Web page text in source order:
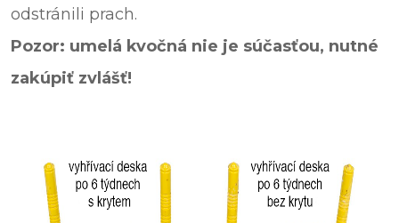
odstránili prach.
Pozor: umelá kvočná nie je súčasťou, nutné
zakúpiť zvlášť!